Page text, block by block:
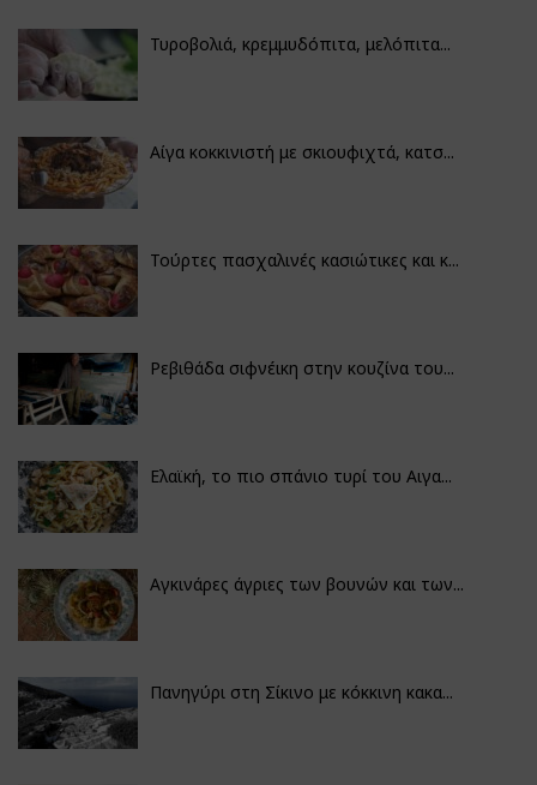
Τυροβολιά, κρεμμυδόπιτα, μελόπιτα...
Αίγα κοκκινιστή με σκιουφιχτά, κατσ...
Τούρτες πασχαλινές κασιώτικες και κ...
Ρεβιθάδα σιφνέικη στην κουζίνα του...
Ελαϊκή, το πιο σπάνιο τυρί του Αιγα...
Αγκινάρες άγριες των βουνών και των...
Πανηγύρι στη Σίκινο με κόκκινη κακα...